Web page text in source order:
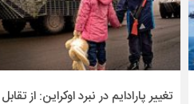
تغییر پارادایم در نبرد اوکراین: از تقابل